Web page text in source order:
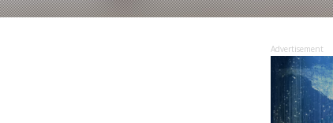
Advertisement